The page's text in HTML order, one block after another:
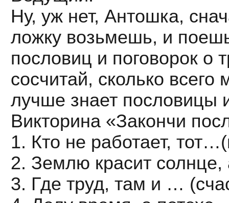
Ну, уж нет, Антошка,
ложку возьмешь, и
пословиц и поговорок о
сосчитай, сколько
лучше знает пословицы
Викторина «Закончи
1. Кто не работает,
2. Землю красит солнце,
3. Где труд, там и …